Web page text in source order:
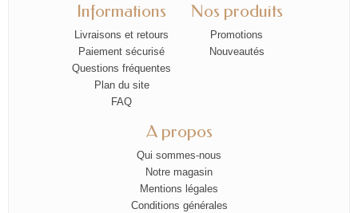
Informations
Livraisons et retours
Paiement sécurisé
Questions fréquentes
Plan du site
FAQ
Nos produits
Promotions
Nouveautés
A propos
Qui sommes-nous
Notre magasin
Mentions légales
Conditions générales